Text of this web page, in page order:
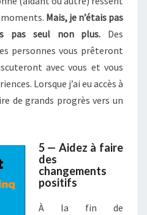
Mais, je n’étais pas
pas seul non plus. Des
personnes vous prêteront
avec vous et vous
Lorsque j’ai eu accès à
de grands progrès vers un
5 — Aidez à faire
des
changements
positifs
À la fin de